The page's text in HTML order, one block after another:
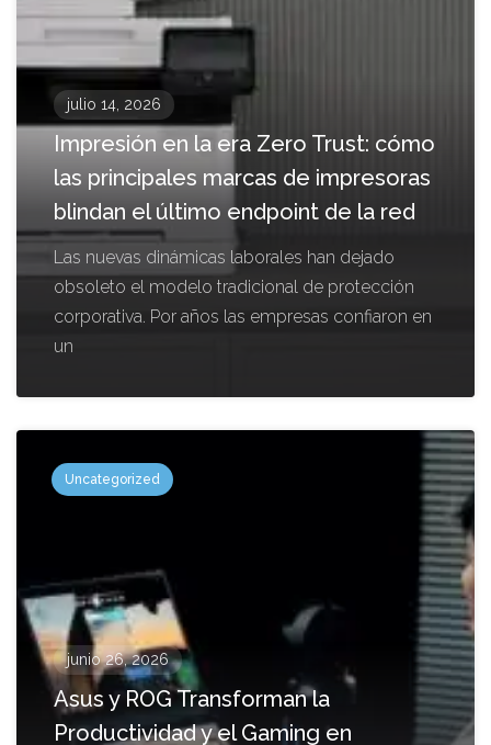
julio 14, 2026
Impresión en la era Zero Trust: cómo
las principales marcas de impresoras
blindan el último endpoint de la red
Las nuevas dinámicas laborales han dejado
obsoleto el modelo tradicional de protección
corporativa. Por años las empresas confiaron en
un
Uncategorized
junio 26, 2026
Asus y ROG Transforman la
Productividad y el Gaming en